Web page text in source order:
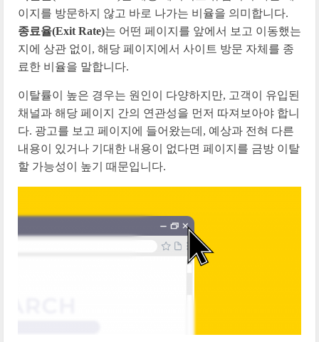
이지를 방문하지 않고 바로 나가는 비율을 의미합니다.
종료율(Exit Rate)는 어떤 페이지를 앞에서 보고 이동했는
지에 상관 없이, 해당 페이지에서 사이트 방문 자체를 종
료한 비율을 말합니다.
이탈률이 높은 경우는 원인이 다양하지만, 고객이 유입된
채널과 해당 페이지 간의 연관성을 먼저 따져보아야 합니
다. 광고를 보고 페이지에 들어왔는데, 예상과 전혀 다른
내용이 있거나 기대한 내용이 없다면 페이지를 금방 이탈
할 가능성이 높기 때문입니다.